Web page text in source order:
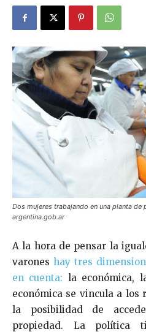
Dos mujeres trabajando en una planta
argentina.gob.ar
A la hora de pensar la
varones hay tres
en cuenta: la económica,
económica se vincula a los
la posibilidad de
propiedad. La política